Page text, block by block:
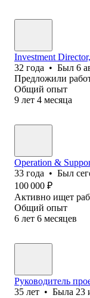
Investment
32 года • Был 6
Предложили
Общий опыт
9 лет 4 месяца
Operation &
33 года • Был
100 000 ₽
Активно ищет
Общий опыт
6 лет 6 месяцев
Руководитель
35 лет • Была 23